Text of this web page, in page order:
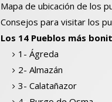
Mapa de ubicación de los
Consejos para visitar los
Los 14 Pueblos más
1- Ágreda
2- Almazán
3- Calatañazor